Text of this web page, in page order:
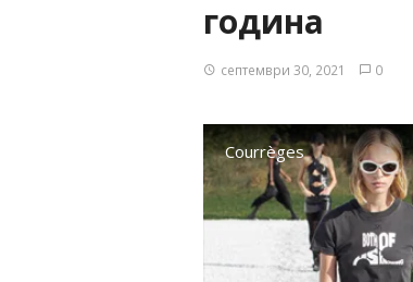
година
септември 30, 2021 0
Courrèges